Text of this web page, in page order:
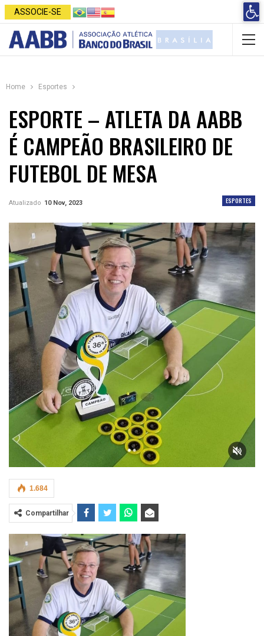
ASSOCIE-SE
Home Esportes
ESPORTE – ATLETA DA AABB
É CAMPEÃO BRASILEIRO DE
FUTEBOL DE MESA
ESPORTES
Atualizado 10 Nov, 2023
1.684
Compartilhar